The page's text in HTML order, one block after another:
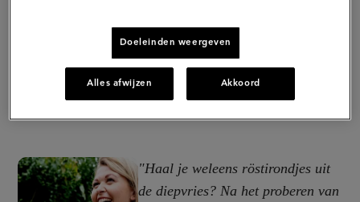
"Haal je weleens röstirondjes uit
de diepvries? Na het proberen van
Doeleinden weergeven
Alles afwijzen Akkoord